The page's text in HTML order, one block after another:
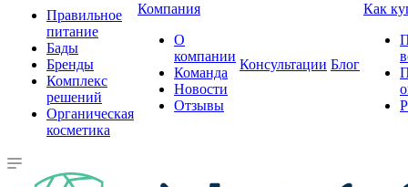
Правильное
питание
Бады
Бренды
Комплекс
решений
Органическая
косметика
Компания
О
компании
Команда
Новости
Отзывы
Консультации Блог
Как